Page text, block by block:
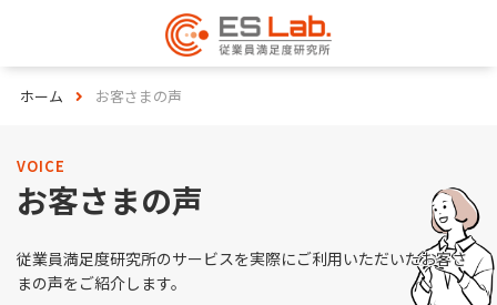
ホーム お客さまの声
VOICE
お客さまの声
従業員満足度研究所のサービスを実際にご利用いただいたお客さ
まの声をご紹介します。